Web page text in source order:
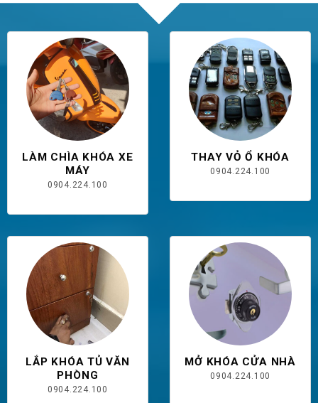
LÀM CHÌA KHÓA XE
MÁY
0904.224.100
THAY VỎ Ổ KHÓA
0904.224.100
LẮP KHÓA TỦ VĂN
PHÒNG
0904.224.100
MỞ KHÓA CỬA NHÀ
0904.224.100